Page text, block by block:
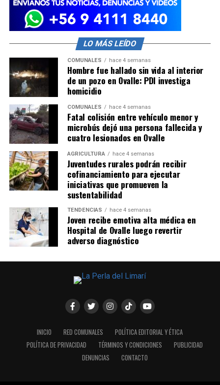
LO MÁS LEÍDO
COMUNALES hace 4 semanas
Hombre fue hallado sin vida al interior
de un pozo en Ovalle: PDI investiga
homicidio
COMUNALES hace 4 semanas
Fatal colisión entre vehículo menor y
microbús dejó una persona fallecida y
cuatro lesionados en Ovalle
AGRICULTURA hace 4 semanas
Juventudes rurales podrán recibir
cofinanciamiento para ejecutar
iniciativas que promueven la
sustentabilidad
TENDENCIAS hace 4 semanas
Joven recibe emotiva alta médica en
Hospital de Ovalle luego revertir
adverso diagnóstico
INICIO RED COMUNALES
POLÍTICA EDITORIAL Y ÉTICA
POLÍTICA DE PRIVACIDAD
TÉRMINOS Y CONDICIONES
PUBLICIDAD
DENUNCIAS
CONTACTO